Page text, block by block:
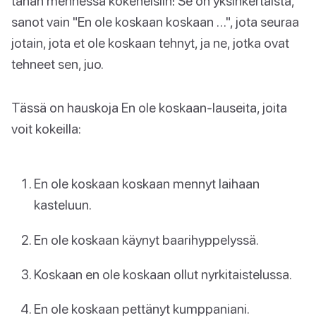
sanot vain "En ole koskaan koskaan …", jota seuraa
jotain, jota et ole koskaan tehnyt, ja ne, jotka ovat
tehneet sen, juo.
Tässä on hauskoja En ole koskaan-lauseita, joita
voit kokeilla:
En ole koskaan koskaan mennyt laihaan
kasteluun.
En ole koskaan käynyt baarihyppelyssä.
Koskaan en ole koskaan ollut nyrkitaistelussa.
En ole koskaan pettänyt kumppaniani.